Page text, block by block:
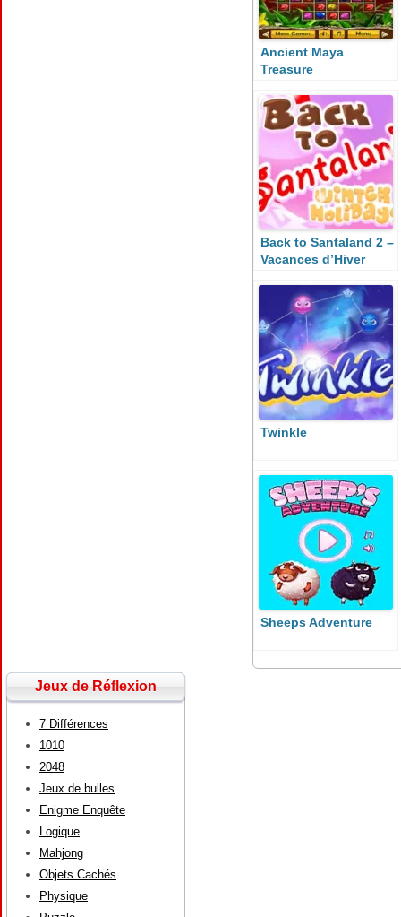
Ancient Maya
Treasure
Back to Santaland 2 –
Vacances d’Hiver
Twinkle
Sheeps Adventure
Jeux de Réflexion
7 Différences
1010
2048
Jeux de bulles
Enigme Enquête
Logique
Mahjong
Objets Cachés
Physique